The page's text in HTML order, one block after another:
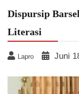
Dispursip
Literasi
Lapro Juni